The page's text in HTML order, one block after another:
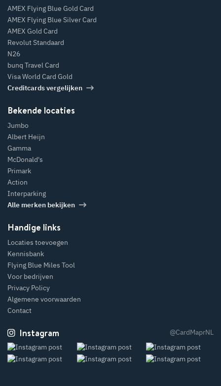
AMEX Flying Blue Gold Card
AMEX Flying Blue Silver Card
AMEX Gold Card
Revolut Standaard
N26
bunq Travel Card
Visa World Card Gold
Creditcards vergelijken
Bekende locaties
Jumbo
Albert Heijn
Gamma
McDonald's
Primark
Action
Interparking
Alle merken bekijken
Handige links
Locaties toevoegen
Kennisbank
Flying Blue Miles Tool
Voor bedrijven
Privacy Policy
Algemene voorwaarden
Contact
Instagram @CardMaprNL